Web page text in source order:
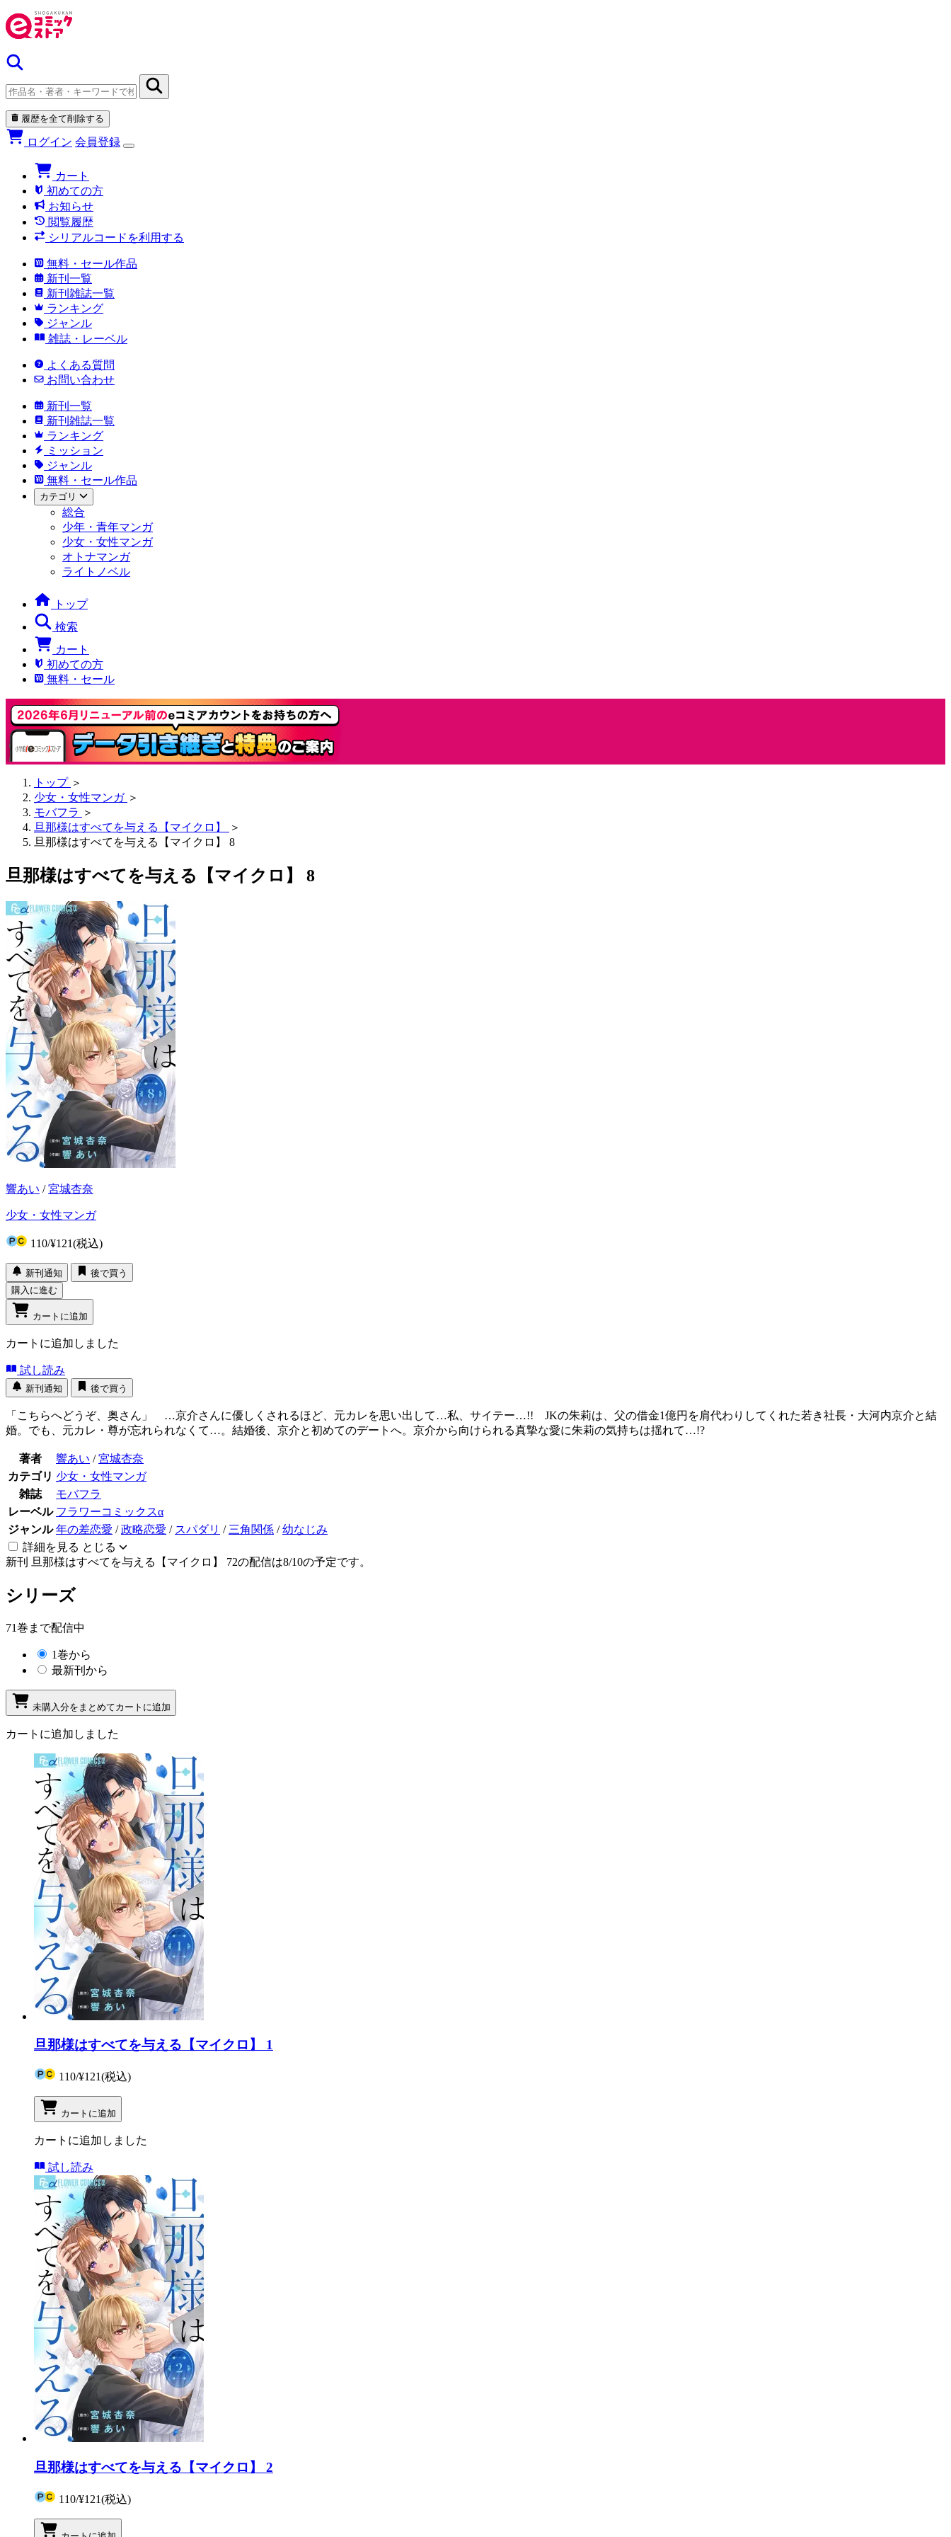
履歴を全て削除する
ログイン 会員登録
カート
初めての方
お知らせ
閲覧履歴
シリアルコードを利用する
無料・セール作品
新刊一覧
新刊雑誌一覧
ランキング
ジャンル
雑誌・レーベル
よくある質問
お問い合わせ
新刊一覧
新刊雑誌一覧
ランキング
ミッション
ジャンル
無料・セール作品
カテゴリ
総合
少年・青年マンガ
少女・女性マンガ
オトナマンガ
ライトノベル
トップ
検索
カート
初めての方
無料・セール
トップ ＞
少女・女性マンガ ＞
モバフラ ＞
旦那様はすべてを与える【マイクロ】
＞
旦那様はすべてを与える【マイクロ】 8
旦那様はすべてを与える【マイクロ】 8
響あい /宮城杏奈
少女・女性マンガ
110/¥121(税込)
新刊通知
後で買う
購入に進む
カートに追加
カートに追加しました
試し読み
新刊通知 後で買う
「こちらへどうぞ、奥さん」 …京介さんに優しくされるほど、元カレを思い出して…私、サイテー…!! JKの朱莉は、父の借金1億円を肩代わりしてくれた若き社長・大河内京介と結
婚。でも、元カレ・尊が忘れられなくて…。結婚後、京介と初めてのデートへ。京介から向けられる真摯な愛に朱莉の気持ちは揺れて…!?
著者 響あい /宮城杏奈
カテゴリ 少女・女性マンガ
雑誌
モバフラ
レーベル フラワーコミックスα
ジャンル 年の差恋愛 /政略恋愛 / スパダリ / 三角関係 /幼なじみ
詳細を見る とじる
新刊
旦那様はすべてを与える【マイクロ】 72の配信は8/10の予定です。
シリーズ
71巻まで配信中
1巻から
最新刊から
未購入分をまとめてカートに追加
カートに追加しました
旦那様はすべてを与える【マイクロ】 1
110/¥121(税込)
カートに追加
カートに追加しました
試し読み
旦那様はすべてを与える【マイクロ】 2
110/¥121(税込)